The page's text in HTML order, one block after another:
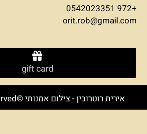
+972 0542023351
orit.rob@gmail.com
gift card
אירית רוטרובין - צילום אמנותי ©All Rights reserved